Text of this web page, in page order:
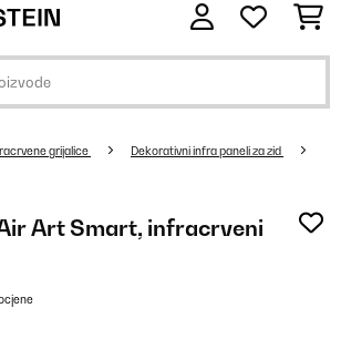
grijalice Dekorativni infra paneli za zid
Art Smart, infracrveni